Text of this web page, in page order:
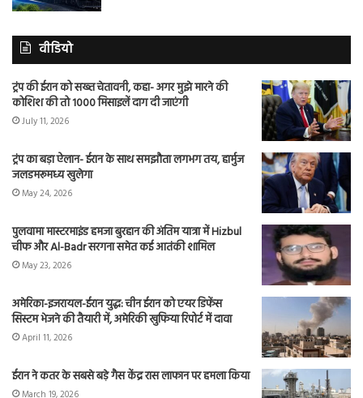
वीडियो
ट्रंप की ईरान को सख्त चेतावनी, कहा- अगर मुझे मारने की
कोशिश की तो 1000 मिसाइलें दाग दी जाएंगी
July 11, 2026
ट्रंप का बड़ा ऐलान- ईरान के साथ समझौता लगभग तय, हार्मुज
जलडमरूमध्य खुलेगा
May 24, 2026
पुलवामा मास्टरमाइंड हमजा बुरहान की अंतिम यात्रा में Hizbul
चीफ और Al-Badr सरगना समेत कई आतंकी शामिल
May 23, 2026
अमेरिका-इजरायल-ईरान युद्ध: चीन ईरान को एयर डिफेंस
सिस्टम भेजने की तैयारी में, अमेरिकी खुफिया रिपोर्ट में दावा
April 11, 2026
ईरान ने कतर के सबसे बड़े गैस केंद्र रास लाफान पर हमला किया
March 19, 2026